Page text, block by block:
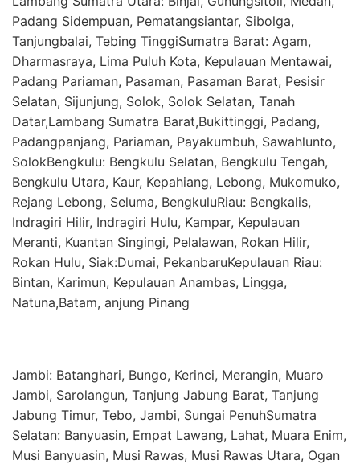
Padang Sidempuan, Pematangsiantar, Sibolga,
Tanjungbalai, Tebing TinggiSumatra Barat: Agam,
Dharmasraya, Lima Puluh Kota, Kepulauan Mentawai,
Padang Pariaman, Pasaman, Pasaman Barat, Pesisir
Selatan, Sijunjung, Solok, Solok Selatan, Tanah
Datar,Lambang Sumatra Barat,Bukittinggi, Padang,
Padangpanjang, Pariaman, Payakumbuh, Sawahlunto,
SolokBengkulu: Bengkulu Selatan, Bengkulu Tengah,
Bengkulu Utara, Kaur, Kepahiang, Lebong, Mukomuko,
Rejang Lebong, Seluma, BengkuluRiau: Bengkalis,
Indragiri Hilir, Indragiri Hulu, Kampar, Kepulauan
Meranti, Kuantan Singingi, Pelalawan, Rokan Hilir,
Rokan Hulu, Siak:Dumai, PekanbaruKepulauan Riau:
Bintan, Karimun, Kepulauan Anambas, Lingga,
Natuna,Batam, anjung Pinang
Jambi: Batanghari, Bungo, Kerinci, Merangin, Muaro
Jambi, Sarolangun, Tanjung Jabung Barat, Tanjung
Jabung Timur, Tebo, Jambi, Sungai PenuhSumatra
Selatan: Banyuasin, Empat Lawang, Lahat, Muara Enim,
Musi Banyuasin, Musi Rawas, Musi Rawas Utara, Ogan